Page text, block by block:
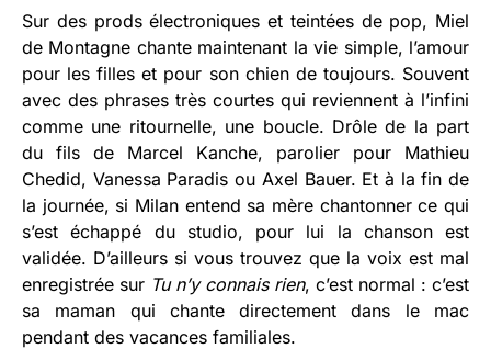
Sur des prods électroniques et teintées de pop, Miel
de Montagne chante maintenant la vie simple, l’amour
pour les filles et pour son chien de toujours. Souvent
avec des phrases très courtes qui reviennent à l’infini
comme une ritournelle, une boucle. Drôle de la part
du fils de Marcel Kanche, parolier pour Mathieu
Chedid, Vanessa Paradis ou Axel Bauer. Et à la fin de
la journée, si Milan entend sa mère chantonner ce qui
s’est échappé du studio, pour lui la chanson est
validée. D’ailleurs si vous trouvez que la voix est mal
enregistrée sur Tu n’y connais rien, c’est normal : c’est
sa maman qui chante directement dans le mac
pendant des vacances familiales.